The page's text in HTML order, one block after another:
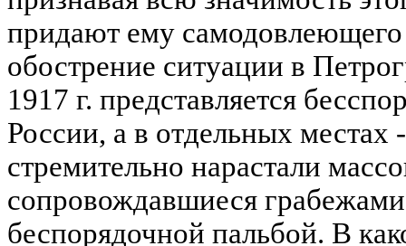
придают ему
обострение ситуации в
1917 г. представляется
России, а в отдельных местах
стремительно нарастали
сопровождавшиеся
беспорядочной пальбой. В